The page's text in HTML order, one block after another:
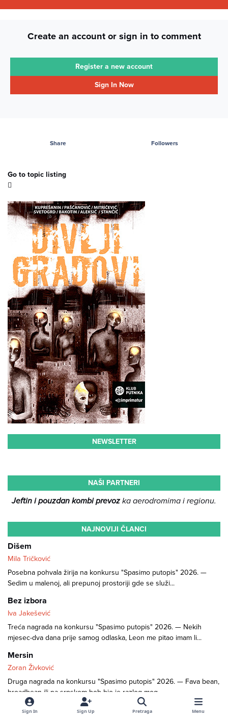
Create an account or sign in to comment
Register a new account
Sign In Now
Share Followers
Go to topic listing
NEWSLETTER
NAŠI PARTNERI
Jeftin i pouzdan kombi prevozka aerodromima i regionu.
NAJNOVIJI ČLANCI
Dišem
Mila Tričković
Posebna pohvala žirija na konkursu "Spasimo putopis" 2026. —
Sedim u malenoj, ali prepunoj prostoriji gde se služi...
Bez izbora
Iva Jakešević
Treća nagrada na konkursu "Spasimo putopis" 2026. — Nekih
mjesec-dva dana prije samog odlaska, Leon me pitao imam li...
Mersin
Zoran Živković
Druga nagrada na konkursu "Spasimo putopis" 2026. — Fava bean,
broadbean ili na srpskom bob bio je razlog mog...
Drumska akademija 2026.
Sign In Sign Up Pretraga Menu